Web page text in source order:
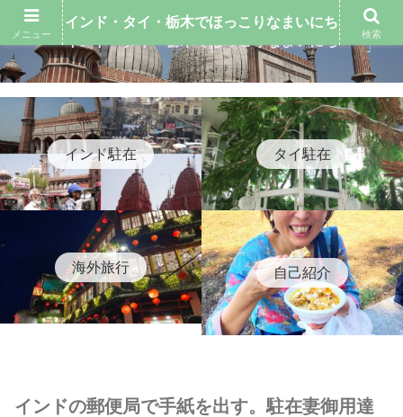
インド駐在 タイ駐在
海外旅行 自己紹介
インドの郵便局で手紙を出す。駐在妻御用達
メニュー
インド・タイ・栃木でほっこりなまいにち
検索